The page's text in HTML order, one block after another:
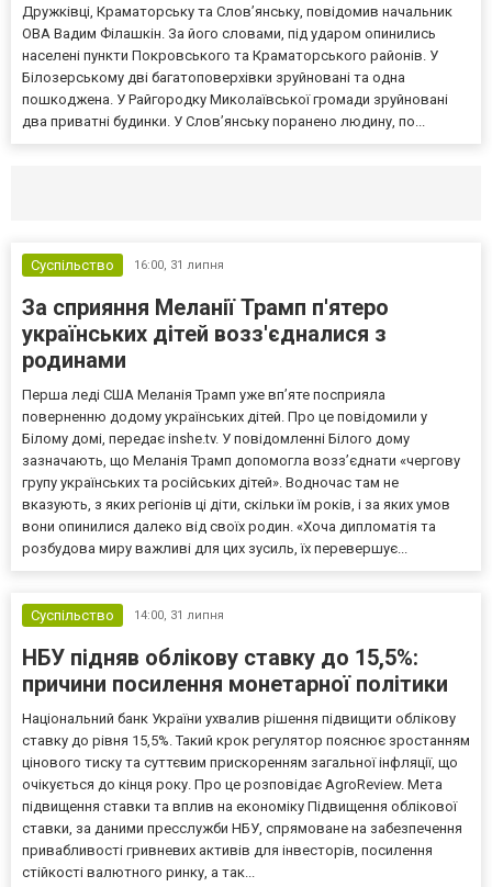
Дружківці, Краматорську та Слов’янську, повідомив начальник
ОВА Вадим Філашкін. За його словами, під ударом опинились
населені пункти Покровського та Краматорського районів. У
Білозерському дві багатоповерхівки зруйновані та одна
пошкоджена. У Райгородку Миколаївської громади зруйновані
два приватні будинки. У Слов’янську поранено людину, по...
Суспільство 16:00, 31 липня
За сприяння Меланії Трамп п'ятеро
українських дітей возз'єдналися з
родинами
Перша леді США Меланія Трамп уже впʼяте посприяла
поверненню додому українських дітей. Про це повідомили у
Білому домі, передає inshe.tv. У повідомленні Білого дому
зазначають, що Меланія Трамп допомогла возз’єднати «чергову
групу українських та російських дітей». Водночас там не
вказують, з яких регіонів ці діти, скільки їм років, і за яких умов
вони опинилися далеко від своїх родин. «Хоча дипломатія та
розбудова миру важливі для цих зусиль, їх перевершує...
Суспільство 14:00, 31 липня
НБУ підняв облікову ставку до 15,5%:
причини посилення монетарної політики
Національний банк України ухвалив рішення підвищити облікову
ставку до рівня 15,5%. Такий крок регулятор пояснює зростанням
цінового тиску та суттєвим прискоренням загальної інфляції, що
очікується до кінця року. Про це розповідає AgroReview. Мета
підвищення ставки та вплив на економіку Підвищення облікової
ставки, за даними пресслужби НБУ, спрямоване на забезпечення
привабливості гривневих активів для інвесторів, посилення
стійкості валютного ринку, а так...